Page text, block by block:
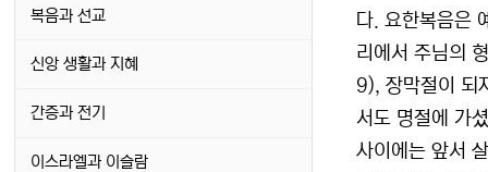
다. 요한복음은
리에서 주님의
9), 장막절이 되
서도 명절에 가
사이에는 앞서
복음과 선교
신앙 생활과 지혜
간증과 전기
이스라엘과 이슬람